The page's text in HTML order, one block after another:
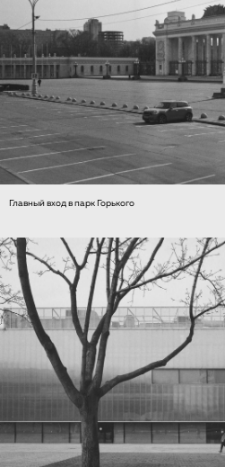
Главный вход в парк Горького